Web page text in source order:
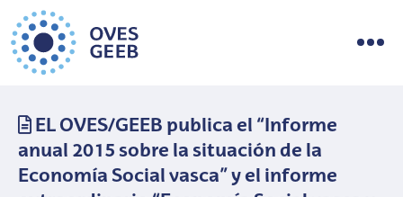
EL OVES/GEEB publica el “Informe
anual 2015 sobre la situación de la
Economía Social vasca” y el informe